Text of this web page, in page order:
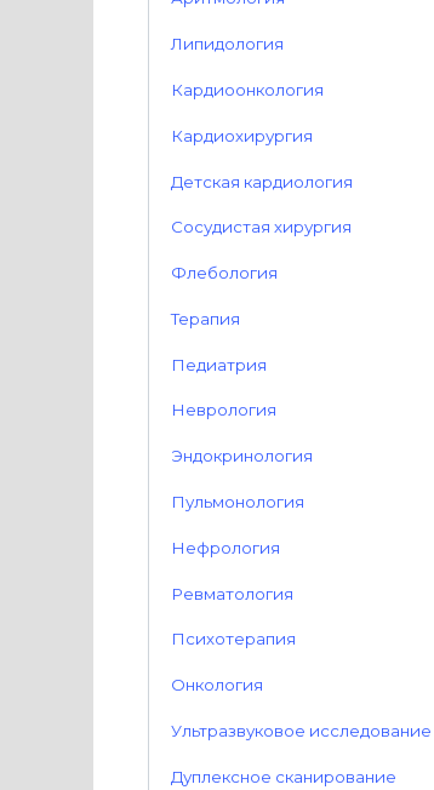
Липидология
Кардиоонкология
Кардиохирургия
Детская кардиология
Сосудистая хирургия
Флебология
Терапия
Педиатрия
Неврология
Эндокринология
Пульмонология
Нефрология
Ревматология
Психотерапия
Онкология
Ультразвуковое
Дуплексное сканирование